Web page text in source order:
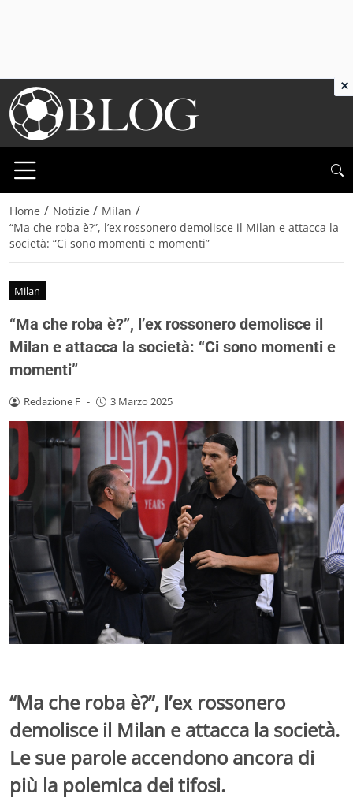
Home / Notizie / Milan /
“Ma che roba è?”, l’ex rossonero demolisce il Milan e attacca la
società: “Ci sono momenti e momenti”
Milan
“Ma che roba è?”, l’ex rossonero demolisce il
Milan e attacca la società: “Ci sono momenti e
momenti”
Redazione F - 3 Marzo 2025
“Ma che roba è?”, l’ex rossonero
demolisce il Milan e attacca la società.
Le sue parole accendono ancora di
più la polemica dei tifosi.
×